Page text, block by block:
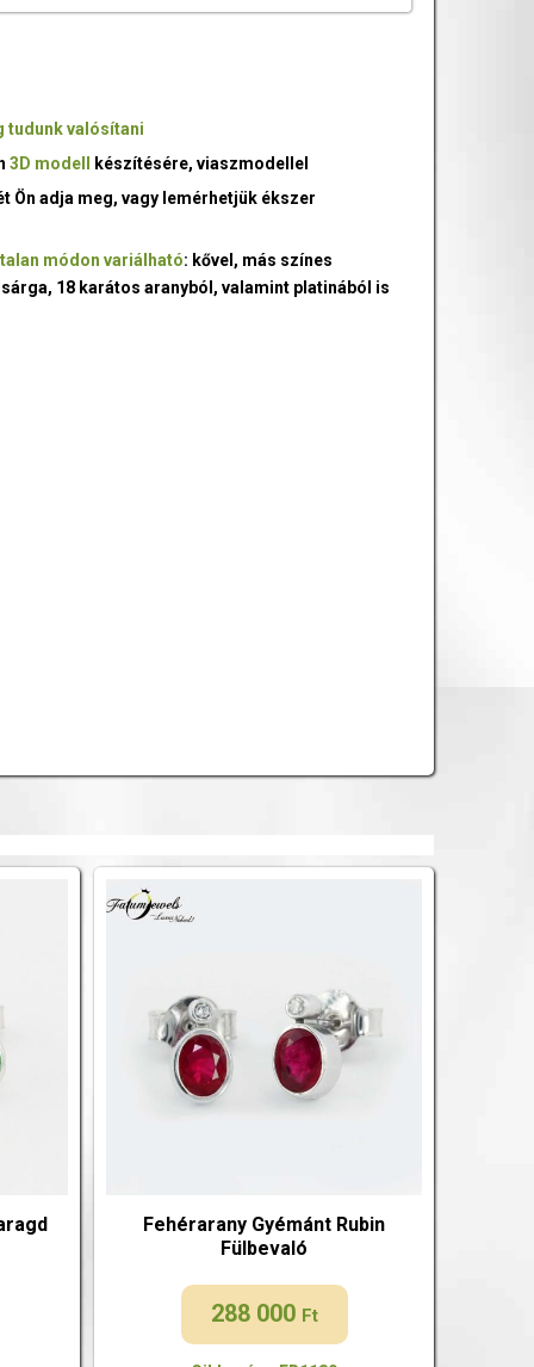
tudunk valósítani
3D modell
készítésére, viaszmodellel
Ön adja meg, vagy lemérhetjük ékszer
módon variálható: kővel, más színes
18 karátos aranyból, valamint platinából is
Fehérarany Gyémánt Rubin
Fülbevaló
288 000 Ft